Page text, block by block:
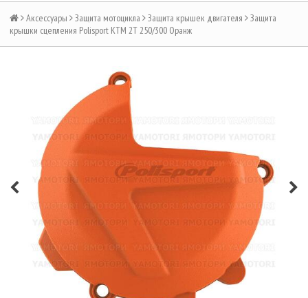
Аксессуары Защита мотоцикла Защита крышек двигателя
Защита
крышки сцепления Polisport KTM 2T 250/300 Оранж